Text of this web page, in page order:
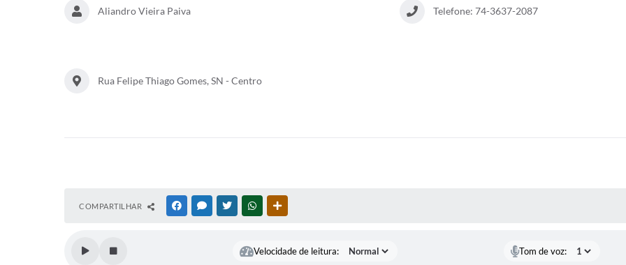
Aliandro Vieira Paiva Telefone: 74-3637-2087
Rua Felipe Thiago Gomes, SN - Centro
COMPARTILHAR FACEBOOKMESSENGER
TWITTERWHATSAPP
Velocidade de leitura: Tom de voz: